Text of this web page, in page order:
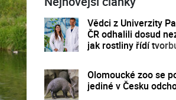
Vědci z Univerzity
ČR odhalili dosud
jak rostliny řídí
Olomoucké zoo se
jediné v Česku